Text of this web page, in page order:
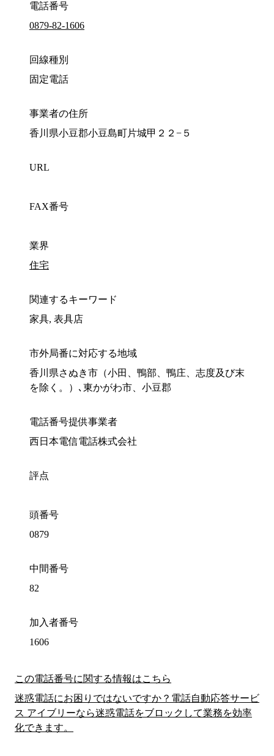
電話番号
0879-82-1606
回線種別
固定電話
事業者の住所
香川県小豆郡小豆島町片城甲２２−５
URL
FAX番号
業界
住宅
関連するキーワード
家具, 表具店
市外局番に対応する地域
香川県さぬき市（小田、鴨部、鴨庄、志度及び末
を除く。）､東かがわ市、小豆郡
電話番号提供事業者
西日本電信電話株式会社
評点
頭番号
0879
中間番号
82
加入者番号
1606
この電話番号に関する情報はこちら
迷惑電話にお困りではないですか？電話自動応答サービ
ス アイブリーなら迷惑電話をブロックして業務を効率
化できます。